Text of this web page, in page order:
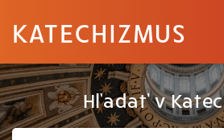
KATECHIZMUS
Hľadať v